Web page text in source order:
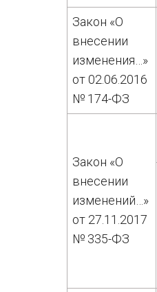
Закон «О
внесении
изменения…»
от 02.06.2016
№ 174-ФЗ
Закон «О
внесении
изменений…»
от 27.11.2017
№ 335-ФЗ